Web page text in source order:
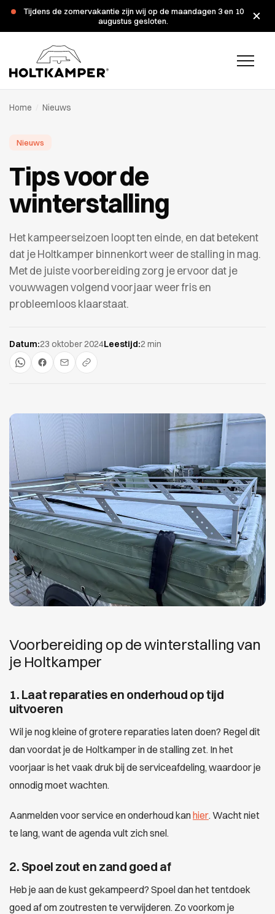
Tijdens de zomervakantie zijn wij op de maandagen 3 en 10
augustus gesloten.
Home Nieuws
Nieuws
Tips voor de
winterstalling
Het kampeerseizoen loopt ten einde, en dat betekent
dat je Holtkamper binnenkort weer de stalling in mag.
Met de juiste voorbereiding zorg je ervoor dat je
vouwwagen volgend voorjaar weer fris en
probleemloos klaarstaat.
Datum:23 oktober 2024Leestijd:2 min
Voorbereiding op de winterstalling van
je Holtkamper
1. Laat reparaties en onderhoud op tijd
uitvoeren
Wil je nog kleine of grotere reparaties laten doen? Regel dit
dan voordat je de Holtkamper in de stalling zet. In het
voorjaar is het vaak druk bij de serviceafdeling, waardoor je
onnodig moet wachten.
Aanmelden voor service en onderhoud kanhier. Wacht niet
te lang, want de agenda vult zich snel.
2. Spoel zout en zand goed af
Heb je aan de kust gekampeerd? Spoel dan het tentdoek
goed af om zoutresten te verwijderen. Zo voorkom je